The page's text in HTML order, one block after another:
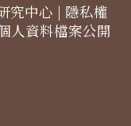
究中心 | 隱私權
人資料檔案公開